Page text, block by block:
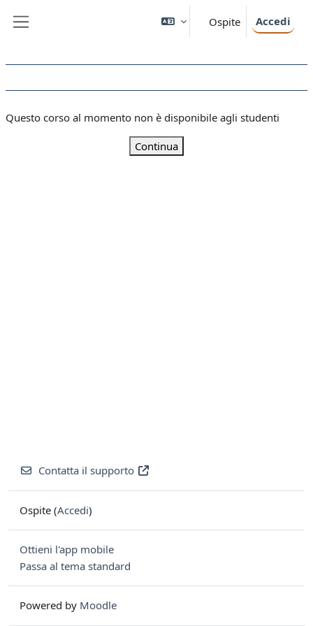
Ospite Accedi
Questo corso al momento non è disponibile agli studenti
Continua
Contatta il supporto
Ospite (Accedi)
Ottieni l'app mobile
Passa al tema standard
Powered by Moodle